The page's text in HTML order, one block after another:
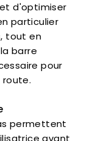
d'optimiser
particulier
tout en
barre
pour
route.
permettent
avant